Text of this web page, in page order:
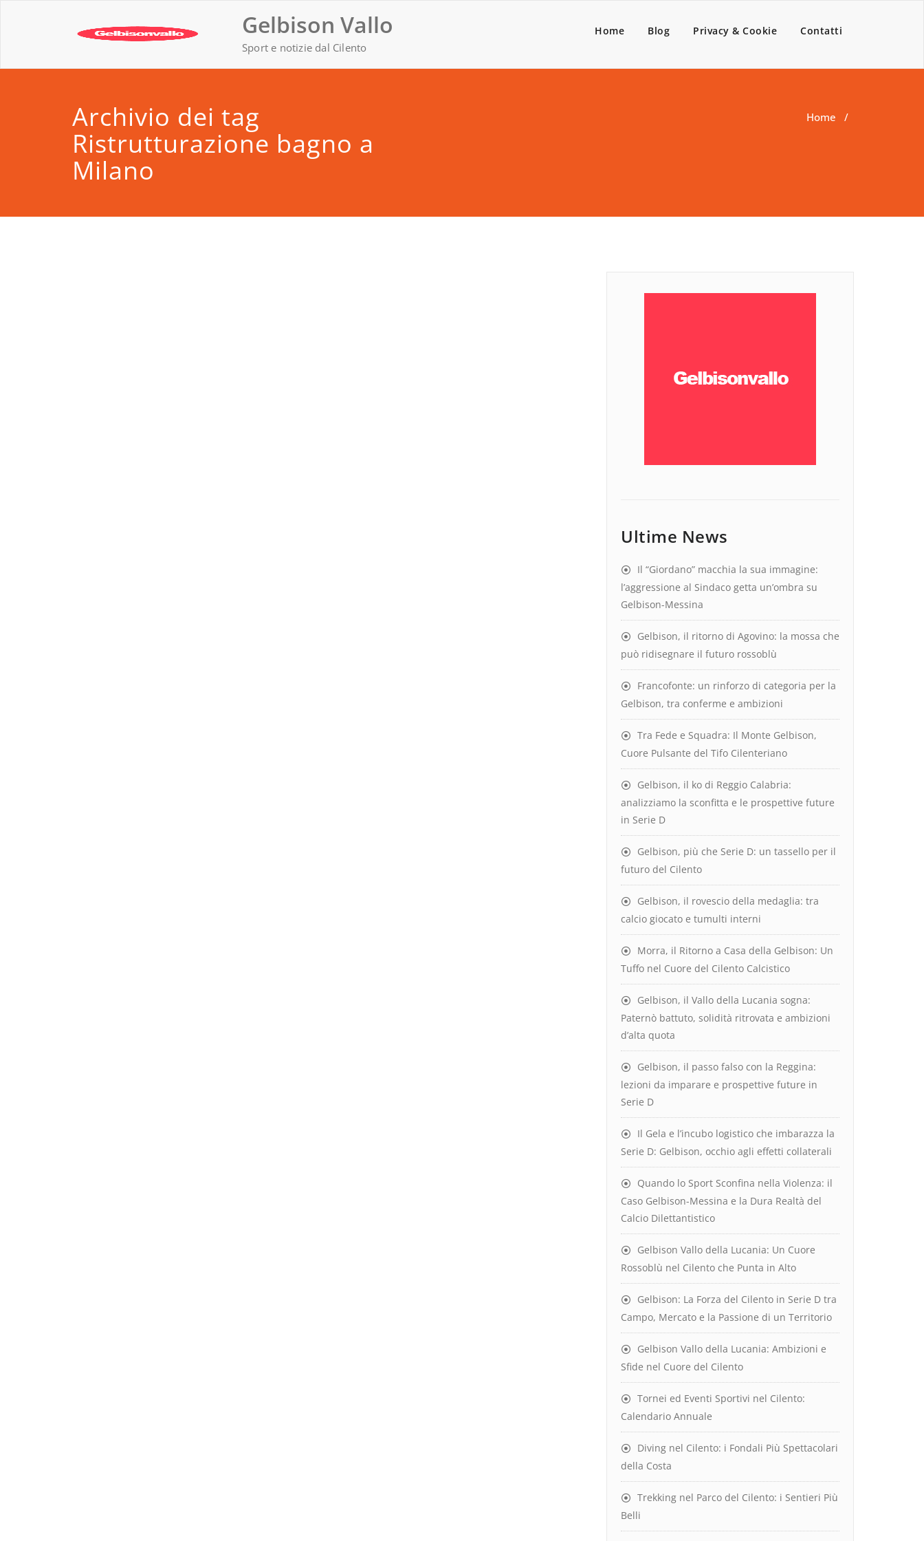
Gelbison Vallo
Sport e notizie dal Cilento
Home Blog Privacy & Cookie Contatti
Archivio dei tag
Ristrutturazione bagno a
Milano
Home /
Ultime News
Il “Giordano” macchia la sua immagine:
l’aggressione al Sindaco getta un’ombra su
Gelbison-Messina
Gelbison, il ritorno di Agovino: la mossa che
può ridisegnare il futuro rossoblù
Francofonte: un rinforzo di categoria per la
Gelbison, tra conferme e ambizioni
Tra Fede e Squadra: Il Monte Gelbison,
Cuore Pulsante del Tifo Cilenteriano
Gelbison, il ko di Reggio Calabria:
analizziamo la sconfitta e le prospettive future
in Serie D
Gelbison, più che Serie D: un tassello per il
futuro del Cilento
Gelbison, il rovescio della medaglia: tra
calcio giocato e tumulti interni
Morra, il Ritorno a Casa della Gelbison: Un
Tuffo nel Cuore del Cilento Calcistico
Gelbison, il Vallo della Lucania sogna:
Paternò battuto, solidità ritrovata e ambizioni
d’alta quota
Gelbison, il passo falso con la Reggina:
lezioni da imparare e prospettive future in
Serie D
Il Gela e l’incubo logistico che imbarazza la
Serie D: Gelbison, occhio agli effetti collaterali
Quando lo Sport Sconfina nella Violenza: il
Caso Gelbison-Messina e la Dura Realtà del
Calcio Dilettantistico
Gelbison Vallo della Lucania: Un Cuore
Rossoblù nel Cilento che Punta in Alto
Gelbison: La Forza del Cilento in Serie D tra
Campo, Mercato e la Passione di un Territorio
Gelbison Vallo della Lucania: Ambizioni e
Sfide nel Cuore del Cilento
Tornei ed Eventi Sportivi nel Cilento:
Calendario Annuale
Diving nel Cilento: i Fondali Più Spettacolari
della Costa
Trekking nel Parco del Cilento: i Sentieri Più
Belli